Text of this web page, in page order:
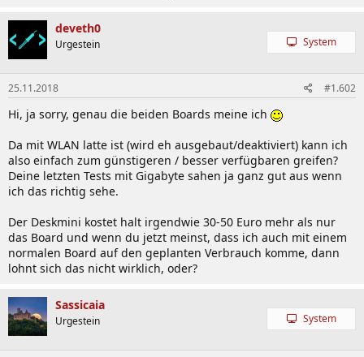
deveth0
Urgestein System
25.11.2018 #1.602
Hi, ja sorry, genau die beiden Boards meine ich
Da mit WLAN latte ist (wird eh ausgebaut/deaktiviert) kann ich
also einfach zum günstigeren / besser verfügbaren greifen?
Deine letzten Tests mit Gigabyte sahen ja ganz gut aus wenn
ich das richtig sehe.
Der Deskmini kostet halt irgendwie 30-50 Euro mehr als nur
das Board und wenn du jetzt meinst, dass ich auch mit einem
normalen Board auf den geplanten Verbrauch komme, dann
lohnt sich das nicht wirklich, oder?
Sassicaia
Urgestein System